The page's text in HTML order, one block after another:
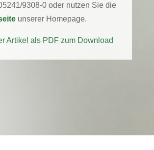
9308-0 oder nutzen Sie die
unserer Homepage.
Artikel als PDF zum Download